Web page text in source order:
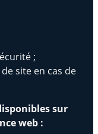
;
site en cas de
sur
web :